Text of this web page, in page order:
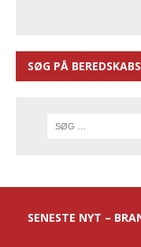
SØG PÅ
SENESTE NYT –